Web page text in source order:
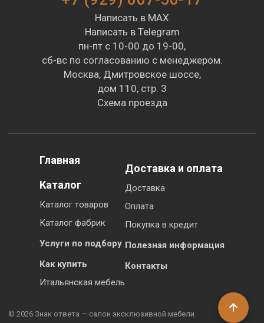
Написать в MAX
Написать в Telegram
пн-пт с 10-00 до 19-00,
сб-вс по согласованию с менеджером.
Москва, Дмитровское шоссе,
дом 110, стр. 3
Схема проезда
Главная
Каталог
Каталог товаров
Каталог фабрик
Услуги по подбору
Как купить
Итальянская мебель
Доставка и оплата
Доставка
Оплата
Покупка в кредит
Полезная информация
Контакты
© 2026 Знак ответа — салон эксклюзивной мебели